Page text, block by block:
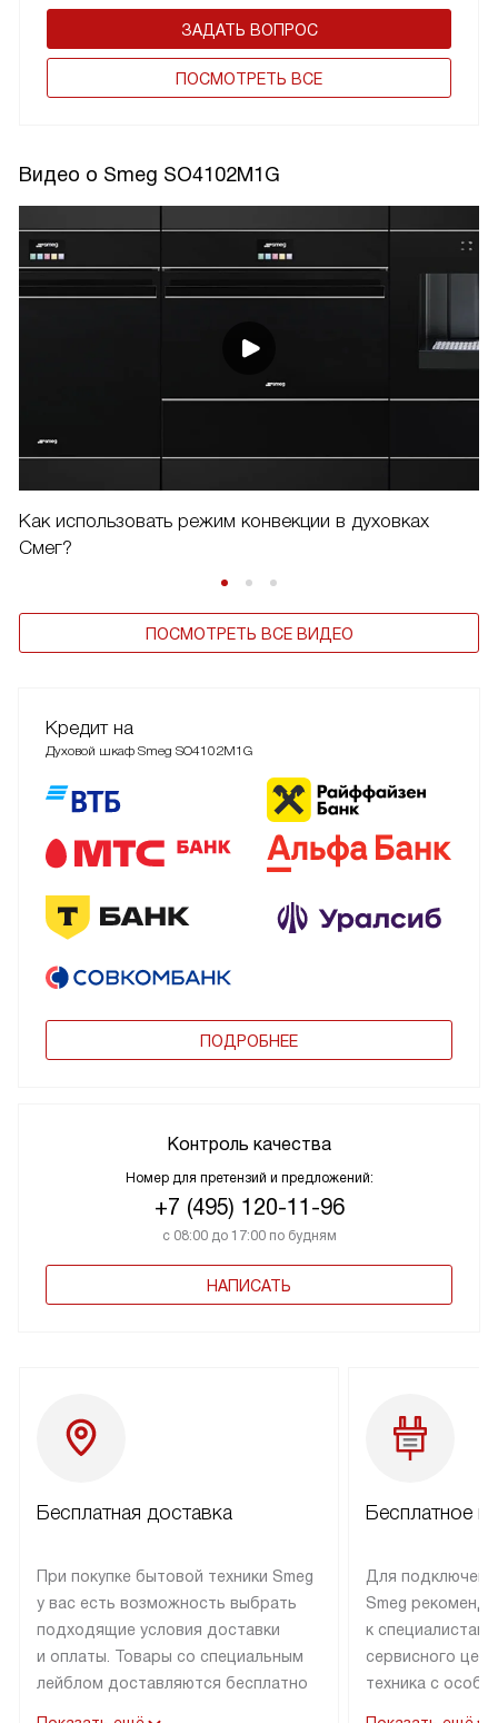
ЗАДАТЬ ВОПРОС
ПОCМОТРЕТЬ ВСЕ
Видео о Smeg SO4102M1G
Как использовать режим конвекции в духовках
Смег?
ПОСМОТРЕТЬ ВСЕ ВИДЕО
Кредит на
Духовой шкаф Smeg SO4102M1G
ПОДРОБНЕЕ
Контроль качества
Номер для претензий и предложений:
+7 (495) 120-11-96
с 08:00 до 17:00 по будням
Бесплатная доставка
При покупке бытовой техники Smeg
у вас есть возможность выбрать
подходящие условия доставки
и оплаты. Товары со специальным
лейблом доставляются бесплатно
Бесплатное
Для
Smeg
к специалистам
сервисного